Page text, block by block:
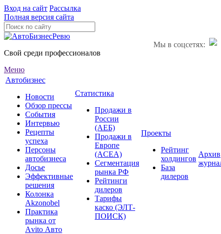
Вход на сайт Рассылка
Полная версия сайта
Мы в соцсетях:
Свой среди профессионалов
Меню
Автобизнес
Новости
Обзор прессы
События
Интервью
Рецепты
успеха
Персоны
автобизнеса
Досье
Эффективные
решения
Колонка
Akzonobel
Практика
рынка от
Аvito Авто
Статистика
Продажи в
России
(АЕБ)
Продажи в
Европе
(ACEA)
Сегментация
рынка РФ
Рейтинги
дилеров
Тарифы
каско (ЭЛТ-
ПОИСК)
Проекты
Рейтинг
холдингов
База
дилеров
Архив